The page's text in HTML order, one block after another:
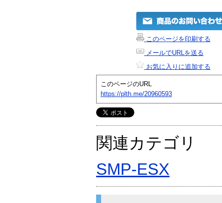
このページを印刷する
メールでURLを送る
お気に入りに追加する
このページのURL
https://plth.me/20960593
関連カテゴリ
SMP-ESX